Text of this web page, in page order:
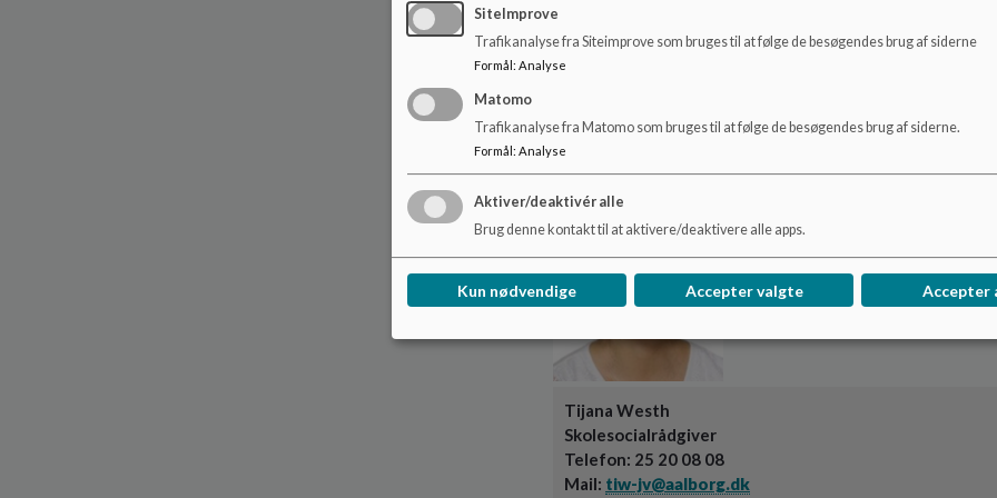
Marie Møller Nielsen
Telefon: 93 52 01 88
Mail:
Tijana Westh
Skolesocialrådgiver
Telefon: 25 20 08 08
Mail: tiw-jv@aalborg.dk
SiteImprove
Trafikanalyse fra Siteimprove som bruges til at følge de besøgendes brug af siderne
Formål : Analyse
Matomo
Trafikanalyse fra Matomo som bruges til at følge de besøgendes brug af siderne.
Formål : Analyse
Aktiver/deaktivér alle
Brug denne kontakt til at aktivere/deaktivere alle apps.
Kun nødvendige Accepter valgte Accepter